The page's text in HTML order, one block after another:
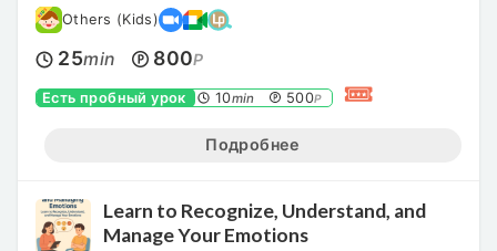
Others (Kids)
25min 800P
Есть пробный урок 10min 500P
Подробнее
Learn to Recognize, Understand, and
Manage Your Emotions